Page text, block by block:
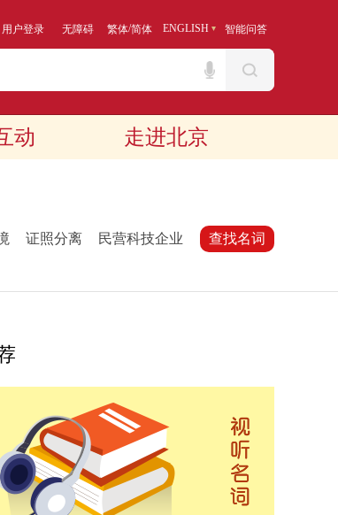
用户登录 无障碍 繁体/简体 ENGLISH 智能问答
动 走进北京
证照分离 民营科技企业 查找名词